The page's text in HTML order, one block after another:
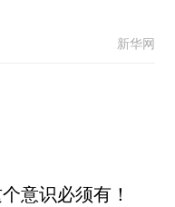
新华网
意识必须有！